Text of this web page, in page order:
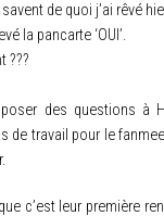
de quoi j’ai rêvé
la pancarte ‘OUI’.
???
des questions à
de travail pour le
c’est leur première